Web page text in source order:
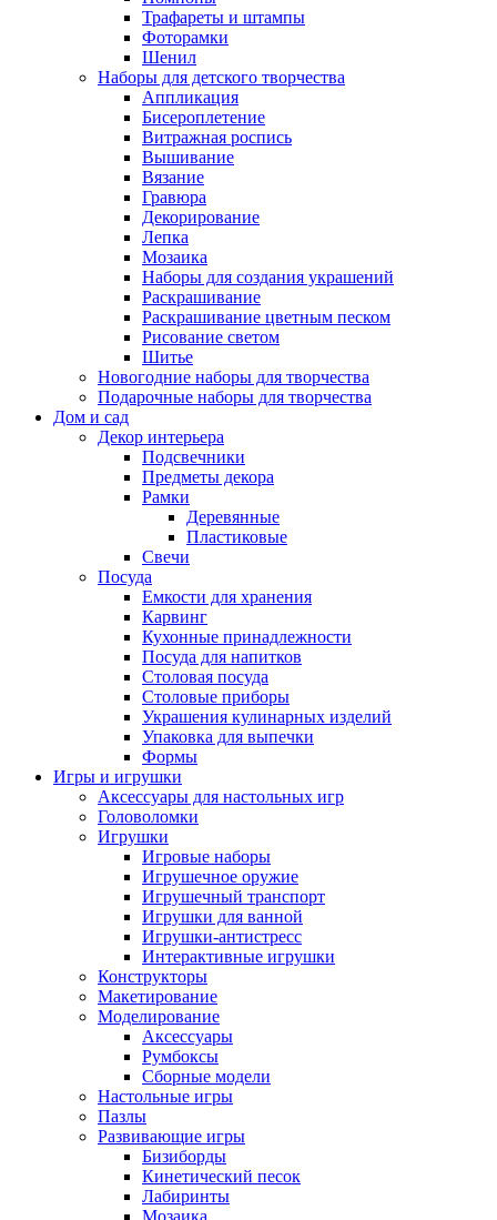
Трафареты и штампы
Фоторамки
Шенил
Наборы для детского творчества
Аппликация
Бисероплетение
Витражная роспись
Вышивание
Вязание
Гравюра
Декорирование
Лепка
Мозаика
Наборы для создания украшений
Раскрашивание
Раскрашивание цветным песком
Рисование светом
Шитье
Новогодние наборы для творчества
Подарочные наборы для творчества
Дом и сад
Декор интерьера
Подсвечники
Предметы декора
Рамки
Деревянные
Пластиковые
Свечи
Посуда
Емкости для хранения
Карвинг
Кухонные принадлежности
Посуда для напитков
Столовая посуда
Столовые приборы
Украшения кулинарных изделий
Упаковка для выпечки
Формы
Игры и игрушки
Аксессуары для настольных игр
Головоломки
Игрушки
Игровые наборы
Игрушечное оружие
Игрушечный транспорт
Игрушки для ванной
Игрушки-антистресс
Интерактивные игрушки
Конструкторы
Макетирование
Моделирование
Аксессуары
Румбоксы
Сборные модели
Настольные игры
Пазлы
Развивающие игры
Бизиборды
Кинетический песок
Лабиринты
Мозаика